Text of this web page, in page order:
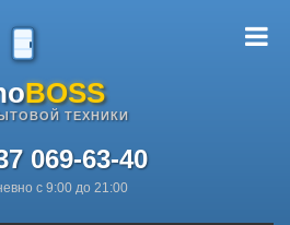
BOSS
ТЕХНИКИ
069-63-40
с 9:00 до 21:00